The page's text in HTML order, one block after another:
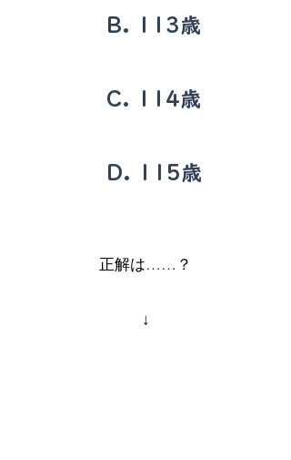
B. 113歳
C. 114歳
D. 115歳
正解は……？
↓